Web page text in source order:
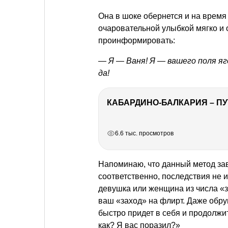
Она в шоке обернется и на время
очаровательной улыбкой мягко
проинформировать:
— Я — Ваня! Я — вашего поля
да!
КАБАРДИНО-БАЛКАРИЯ –
6.6 тыс. просмотров
Напоминаю, что данный метод
соответственно, последствия
девушка или женщина из числа
ваш «заход» на флирт. Даже
быстро придет в себя и
как? Я вас поразил?»